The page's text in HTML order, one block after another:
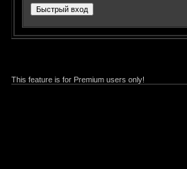
This feature is for Premium users only!